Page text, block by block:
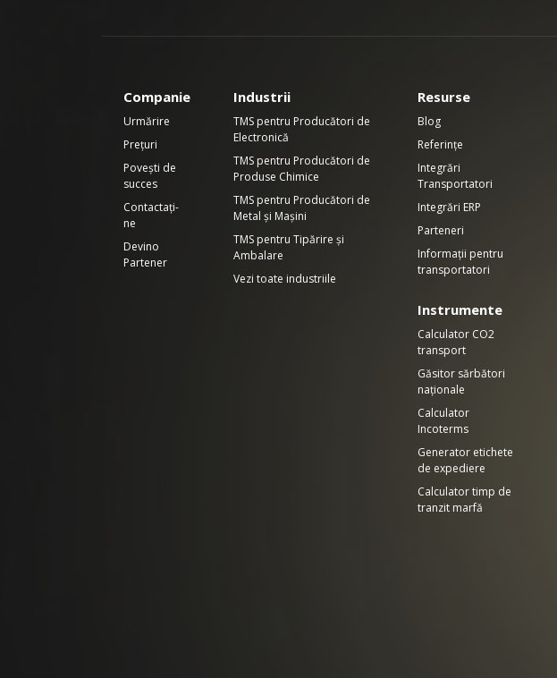
Companie
Urmărire
Prețuri
Povești de
succes
Contactați-
ne
Devino
Partener
Industrii
TMS pentru Producători de
Electronică
TMS pentru Producători de
Produse Chimice
TMS pentru Producători de
Metal și Mașini
TMS pentru Tipărire și
Ambalare
Vezi toate industriile
Resurse
Blog
Referințe
Integrări
Transportatori
Integrări ERP
Parteneri
Informații pentru
transportatori
Instrumente
Calculator CO2
transport
Găsitor sărbători
naționale
Calculator
Incoterms
Generator etichete
de expediere
Calculator timp de
tranzit marfă